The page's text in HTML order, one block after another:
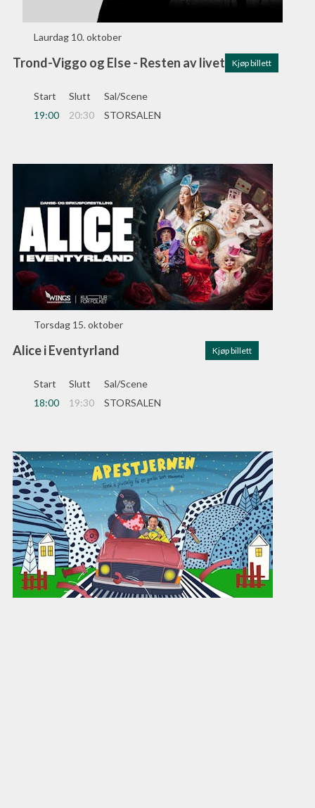
Laurdag 10. oktober
Trond-Viggo og Else - Resten av livet Kjøp billett
Start
19:00
Slutt
20:30
Sal/Scene
STORSALEN
Torsdag 15. oktober
Alice i Eventyrland Kjøp billett
Start
18:00
Slutt
19:30
Sal/Scene
STORSALEN